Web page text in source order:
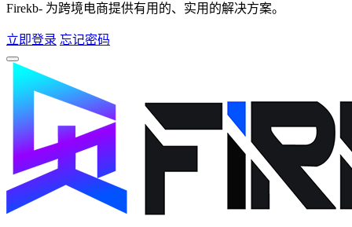
Firekb- 为跨境电商提供有用的、实用的解决方案。
立即登录 忘记密码